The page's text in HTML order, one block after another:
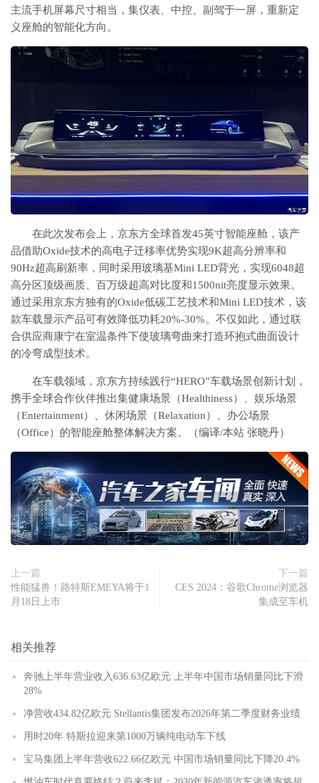
主流手机屏幕尺寸相当，集仪表、中控、副驾于一屏，重新定
义座舱的智能化方向。
在此次发布会上，京东方全球首发45英寸智能座舱，该产
品借助Oxide技术的高电子迁移率优势实现9K超高分辨率和
90Hz超高刷新率，同时采用玻璃基Mini LED背光，实现6048超
高分区顶级画质、百万级超高对比度和1500nit亮度显示效果。
通过采用京东方独有的Oxide低碳工艺技术和Mini LED技术，该
款车载显示产品可有效降低功耗20%-30%。不仅如此，通过联
合供应商康宁在室温条件下使玻璃弯曲来打造环抱式曲面设计
的冷弯成型技术。
在车载领域，京东方持续践行“HERO”车载场景创新计划，
携手全球合作伙伴推出集健康场景（Healthiness）、娱乐场景
（Entertainment）、休闲场景（Relaxation）、办公场景
（Office）的智能座舱整体解决方案。（编译/本站 张晓丹）
上一篇
性能猛兽！路特斯EMEYA将于1
月18日上市
下一篇
CES 2024：谷歌Chrome浏览器
集成至车机
相关推荐
奔驰上半年营业收入636.63亿欧元 上半年中国市场销量同比下滑
28%
净营收434.82亿欧元 Stellantis集团发布2026年第二季度财务业绩
用时20年 特斯拉迎来第1000万辆纯电动车下线
宝马集团上半年营收622.66亿欧元 中国市场销量同比下降20.4%